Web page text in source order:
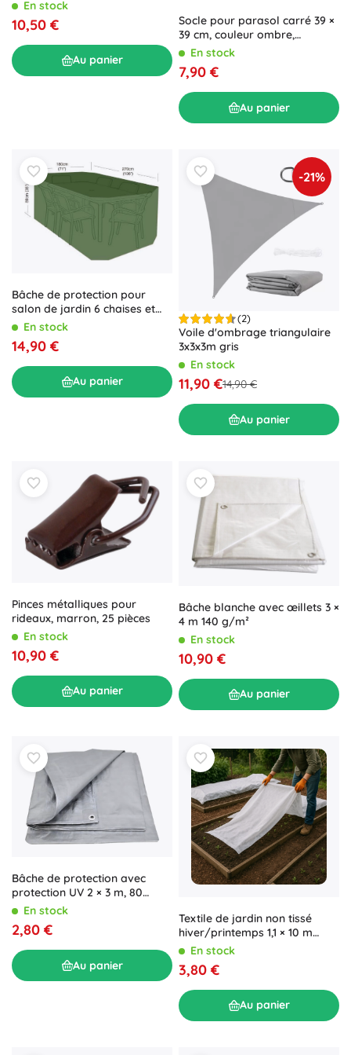
En stock
10,50 €
Au panier
Socle pour parasol carré 39 ×
39 cm, couleur ombre,
imitation rotin, remplissable 12
En stock
7,90 €
Au panier
Bâche de protection pour
salon de jardin 6 chaises et
table rectangulaire 270 × 180
En stock
14,90 €
Au panier
-21%
(2)
Voile d'ombrage triangulaire
3x3x3m gris
En stock
11,90 €14,90 €
Au panier
Pinces métalliques pour
rideaux, marron, 25 pièces
En stock
10,90 €
Au panier
Bâche blanche avec œillets 3 ×
4 m 140 g/m²
En stock
10,90 €
Au panier
Bâche de protection avec
protection UV 2 × 3 m, 80
g/m², argent
En stock
2,80 €
Au panier
Textile de jardin non tissé
hiver/printemps 1,1 × 10 m
blanc 30 g/m²
En stock
3,80 €
Au panier